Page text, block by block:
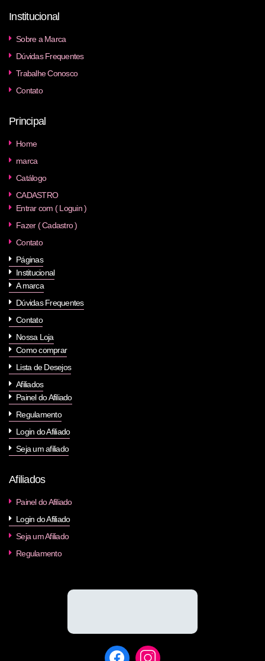
Institucional
Sobre a Marca
Dúvidas Frequentes
Trabalhe Conosco
Contato
Principal
Home
marca
Catálogo
CADASTRO
Entrar com ( Loguin )
Fazer ( Cadastro )
Contato
Páginas
Institucional
A marca
Dúvidas Frequentes
Contato
Nossa Loja
Como comprar
Lista de Desejos
Afiliados
Painel do Afiliado
Regulamento
Login do Afiliado
Seja um afiliado
Afiliados
Painel do Afiliado
Login do Afiliado
Seja um Afiliado
Regulamento